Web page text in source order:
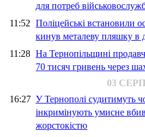
для потреб
11:52 Поліцейські встановили
кинув металеву пляшку в
11:28 На Тернопільщині
70 тисяч гривень через
03
16:27 У Тернополі судитимуть
інкримінують умисне
жорстокістю